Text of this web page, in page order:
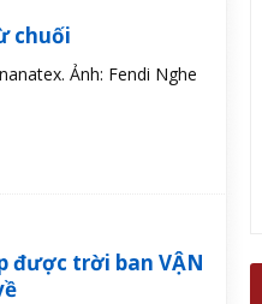
chuối
Ảnh: Fendi Nghe
được trời ban VẬN